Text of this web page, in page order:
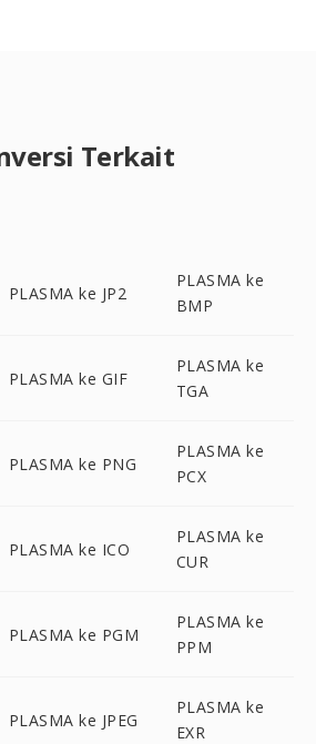
Terkait
PLASMA ke JP2
PLASMA ke
BMP
PLASMA ke GIF
PLASMA ke
TGA
PLASMA ke PNG
PLASMA ke
PCX
PLASMA ke ICO
PLASMA ke
CUR
PLASMA ke PGM
PLASMA ke
PPM
PLASMA ke JPEG
PLASMA ke
EXR